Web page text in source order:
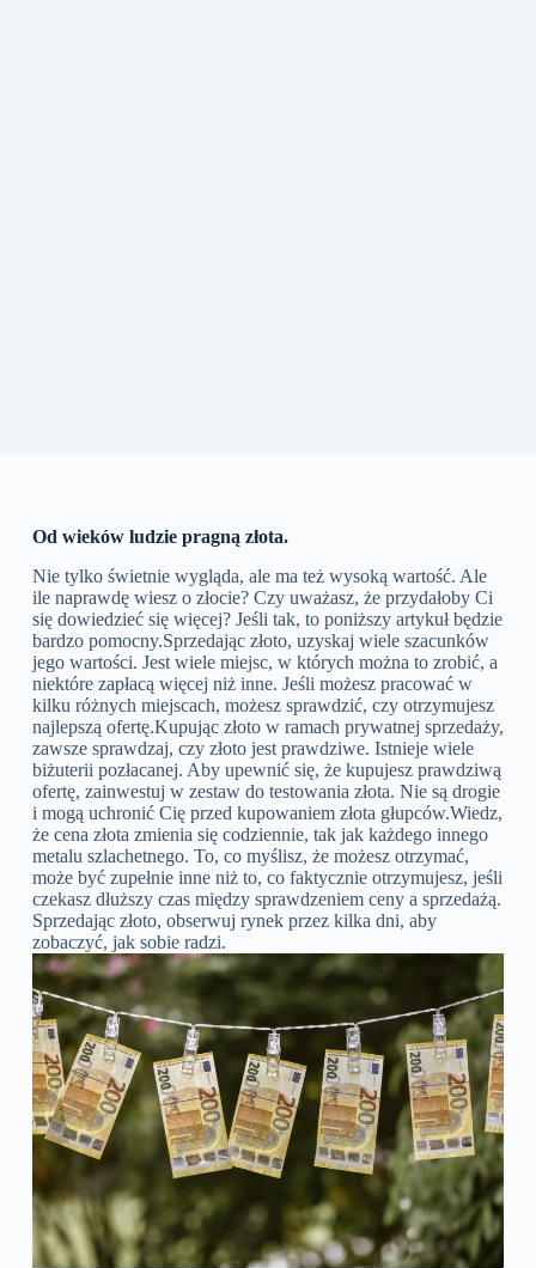
Od wieków ludzie pragną złota.
Nie tylko świetnie wygląda, ale ma też wysoką wartość. Ale
ile naprawdę wiesz o złocie? Czy uważasz, że przydałoby Ci
się dowiedzieć się więcej? Jeśli tak, to poniższy artykuł będzie
bardzo pomocny.Sprzedając złoto, uzyskaj wiele szacunków
jego wartości. Jest wiele miejsc, w których można to zrobić, a
niektóre zapłacą więcej niż inne. Jeśli możesz pracować w
kilku różnych miejscach, możesz sprawdzić, czy otrzymujesz
najlepszą ofertę.Kupując złoto w ramach prywatnej sprzedaży,
zawsze sprawdzaj, czy złoto jest prawdziwe. Istnieje wiele
biżuterii pozłacanej. Aby upewnić się, że kupujesz prawdziwą
ofertę, zainwestuj w zestaw do testowania złota. Nie są drogie
i mogą uchronić Cię przed kupowaniem złota głupców.Wiedz,
że cena złota zmienia się codziennie, tak jak każdego innego
metalu szlachetnego. To, co myślisz, że możesz otrzymać,
może być zupełnie inne niż to, co faktycznie otrzymujesz, jeśli
czekasz dłuższy czas między sprawdzeniem ceny a sprzedażą.
Sprzedając złoto, obserwuj rynek przez kilka dni, aby
zobaczyć, jak sobie radzi.